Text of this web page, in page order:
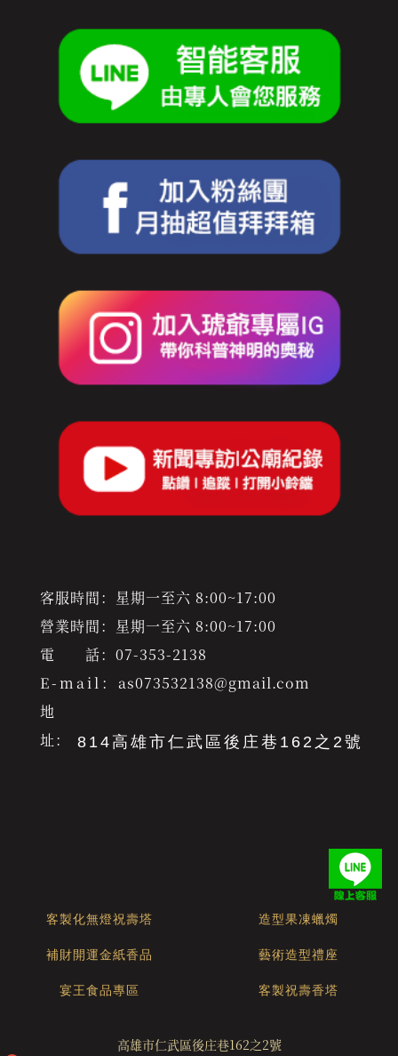
客服時間：星期一至六 8:00~17:00
營業時間：星期一至六 8:00~17:00
電 話： 07-353-2138
E-mail： as073532138@gmail.com
地
址：
814高雄市仁武區後庄巷162之2號
客製化無燈祝壽塔 造型果凍蠟燭
補財開運金紙香品 藝術造型禮座
宴王食品專區 客製祝壽香塔
高雄市仁武區後庄巷162之2號